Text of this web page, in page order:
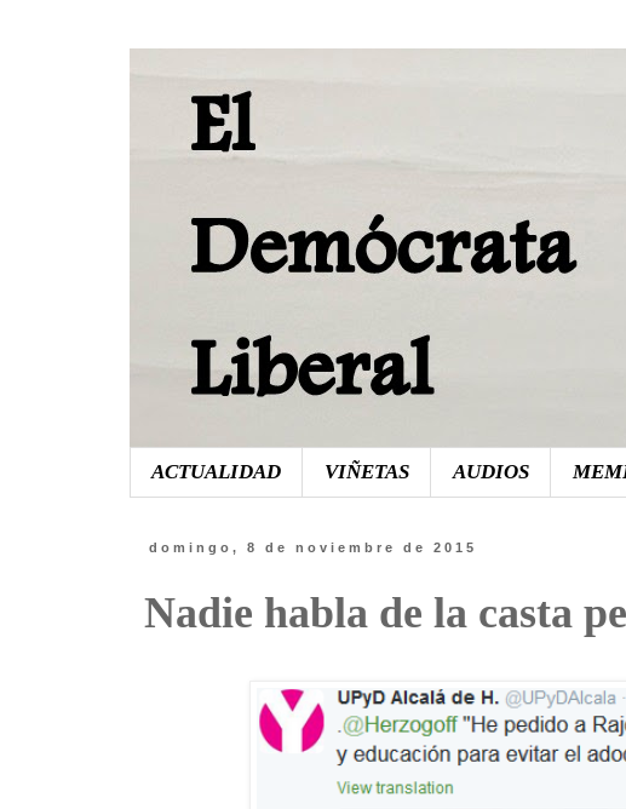
ACTUALIDAD VIÑETAS AUDIOS
domingo, 8 de noviembre de 2015
Nadie habla de la casta